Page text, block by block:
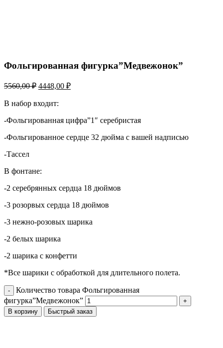
Фольгированная фигурка”Медвежонок”
5560,00₽ 4448,00 ₽
В набор входит:
-Фольгированная цифра”1″ серебристая
-Фольгированное сердце 32 дюйма с вашей надписью
-Тассел
В фонтане:
-2 серебрянных сердца 18 дюймов
-3 розорвых сердца 18 дюймов
-3 нежно-розовых шарика
-2 белых шарика
-2 шарика с конфетти
*Все шарики с обработкой для длительного полета.
Количество товара Фольгированная
фигурка”Медвежонок”
В корзину Быстрый заказ